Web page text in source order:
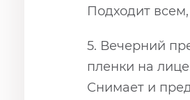
Подходит
5. Вечерний
пленки на
Снимает и